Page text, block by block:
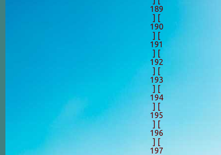
189
] [
190
] [
191
] [
192
] [
193
] [
194
] [
195
] [
196
] [
197